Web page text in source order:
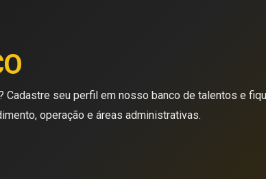
seu perfil em nosso banco de talentos e
operação e áreas administrativas.